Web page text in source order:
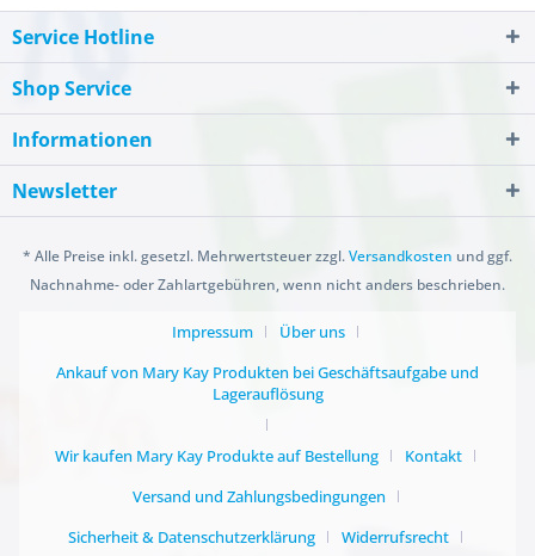
Service Hotline
Shop Service
Informationen
Newsletter
* Alle Preise inkl. gesetzl. Mehrwertsteuer zzgl.Versandkosten und ggf.
Nachnahme- oder Zahlartgebühren, wenn nicht anders beschrieben.
Impressum
Über uns
Ankauf von Mary Kay Produkten bei Geschäftsaufgabe und
Lagerauflösung
Wir kaufen Mary Kay Produkte auf Bestellung
Kontakt
Versand und Zahlungsbedingungen
Sicherheit & Datenschutzerklärung
Widerrufsrecht